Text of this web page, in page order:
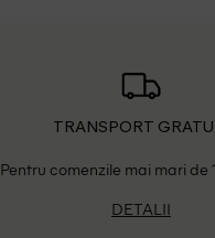
TRANSPORT
Pentru comenzile mai mari de
DETALII